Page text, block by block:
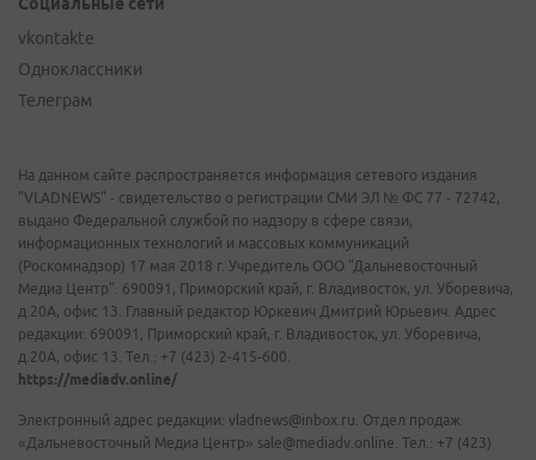
Социальные сети
vkontakte
Одноклассники
Телеграм
На данном сайте распространяется информация сетевого издания
"VLADNEWS" - свидетельство о регистрации СМИ ЭЛ № ФС 77 - 72742,
выдано Федеральной службой по надзору в сфере связи,
информационных технологий и массовых коммуникаций
(Роскомнадзор) 17 мая 2018 г. Учредитель ООО "Дальневосточный
Медиа Центр". 690091, Приморский край, г. Владивосток, ул. Уборевича,
д.20А, офис 13. Главный редактор Юркевич Дмитрий Юрьевич. Адрес
редакции: 690091, Приморский край, г. Владивосток, ул. Уборевича,
д.20А, офис 13. Тел.: +7 (423) 2-415-600.
https://mediadv.online/
Электронный адрес редакции: vladnews@inbox.ru. Отдел продаж
«Дальневосточный Медиа Центр» sale@mediadv.online. Тел.: +7 (423)